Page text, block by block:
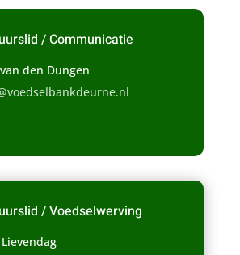
/ Communicatie
den Dungen
/ Voedselwerving
Lievendag